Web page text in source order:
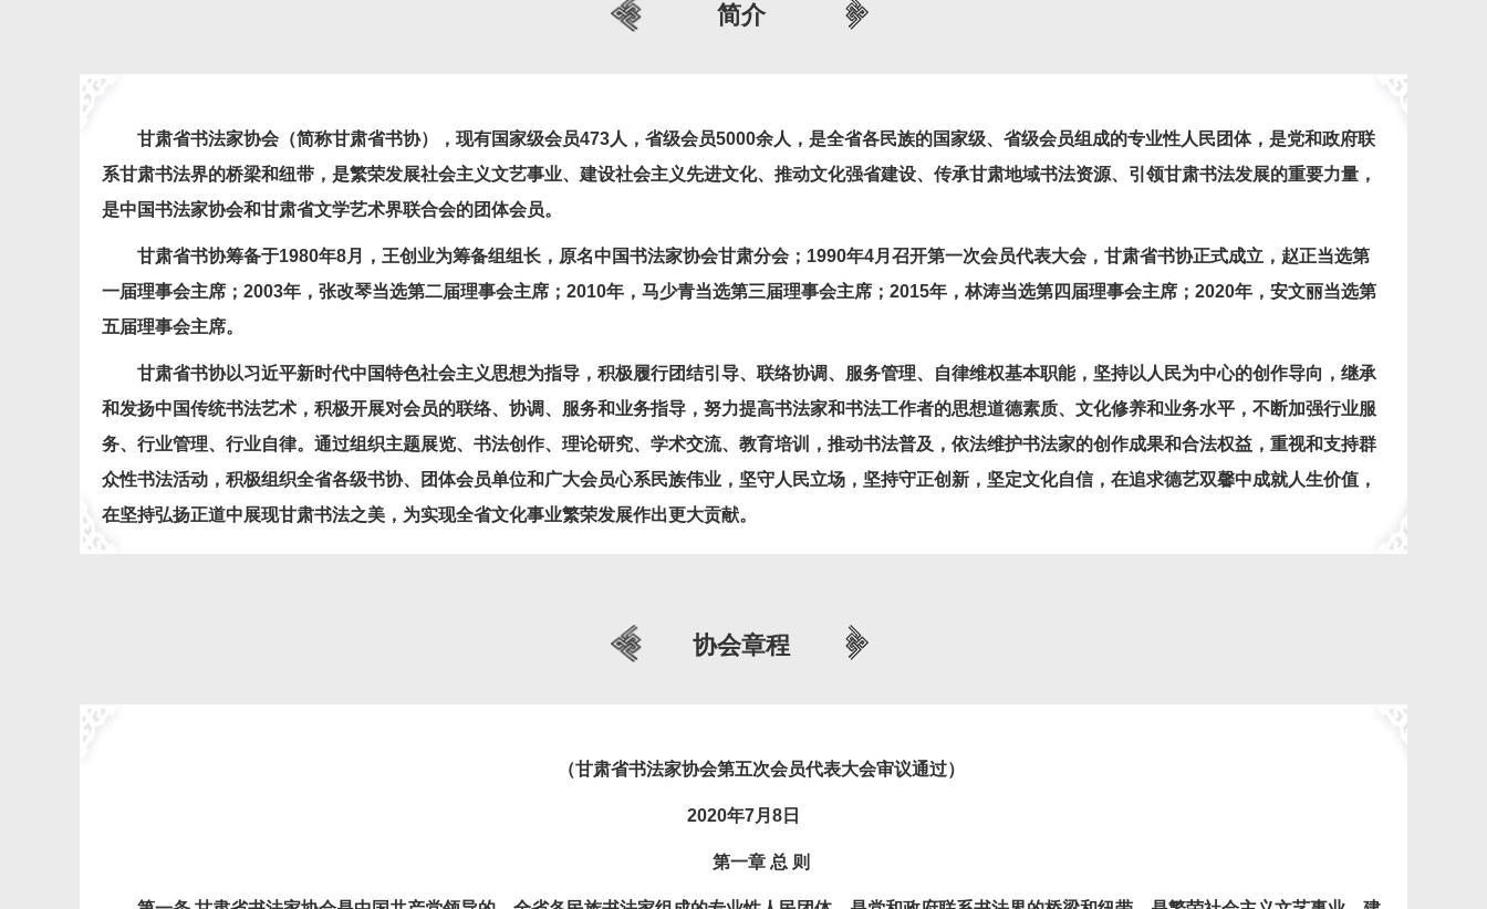
简介
甘肃省书法家协会（简称甘肃省书协），现有国家级会员473人，省级会员5000余人，是全省各民族的国家级、省级会员组成的专业性人民团体，是党和政府联
系甘肃书法界的桥梁和纽带，是繁荣发展社会主义文艺事业、建设社会主义先进文化、 推动文化强省建设、传承甘肃地域书法资源、引领甘肃书法发展的重要力量，
是中国书法家协会和甘肃省文学艺术界联合会的团体会员。
甘肃省书协筹备于1980年8月，王创业为筹备组组长，原名中国书法家协会甘肃分会； 1990年4月召开第一次会员代表大会，甘肃省书协正式成立，赵正当选第
一届理事会主席； 2003年，张改琴当选第二届理事会主席； 2010年，马少青当选第三届理事会主席； 2015年，林涛当选第四届理事会主席； 2020年，安文丽当选第
五届理事会主席。
甘肃省书协以习近平新时代中国特色社会主义思想为指导，积极履行团结引导、联络协调、服务管理、自律维权基本职能， 坚持以人民为中心的创作导向，继承
和发扬中国传统书法艺术，积极开展对会员的联络、协调、服务和业务指导，努力提高书法家和书法工作者的思想道德素质、文化修养和业务水平，不断加强行业服
务、行业管理、行业自律。通过组织主题展览、书法创作、理论研究、学术交流、教育培训，推动书法普及，依法维护书法家的创作成果和合法权益，重视和支持群
众性书法活动， 积极组织全省各级书协、团体会员单位和广大会员心系民族伟业，坚守人民立场，坚持守正创新，坚定文化自信，在追求德艺双馨中成就人生价值，
在坚持弘扬正道中展现甘肃书法之美， 为实现全省文化事业繁荣发展作出更大贡献。
协会章程
（甘肃省书法家协会第五次会员代表大会审议通过）
2020年7月8日
第一章 总 则